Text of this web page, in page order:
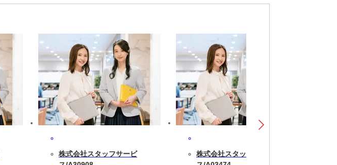
株式会社スタッフサービ
株式会社スタッフサービ